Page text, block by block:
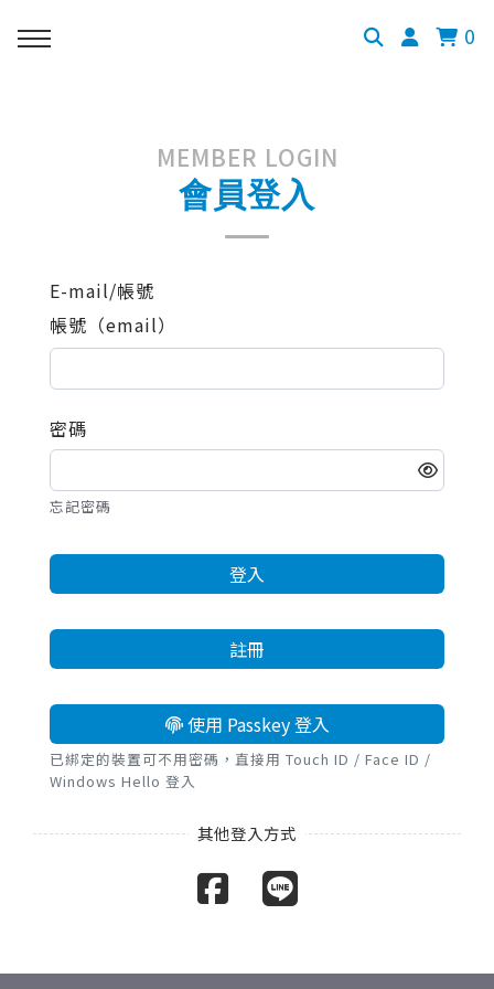
0
MEMBER LOGIN
會員登入
E-mail/帳號
帳號（email）
密碼
忘記密碼
登入
註冊
使用 Passkey 登入
已綁定的裝置可不用密碼，直接用 Touch ID / Face ID /
Windows Hello 登入